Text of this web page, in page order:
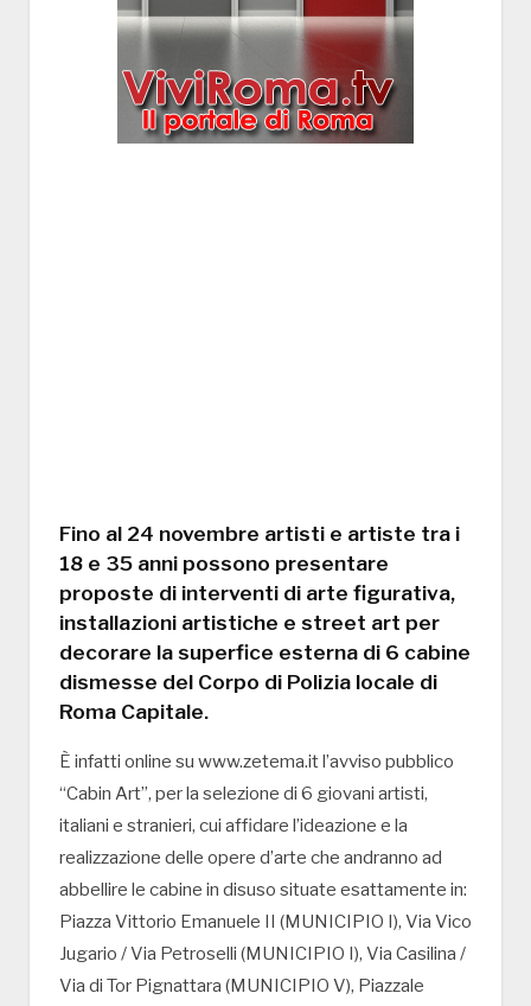
Fino al 24 novembre artisti e artiste tra i
18 e 35 anni possono presentare
proposte di interventi di arte figurativa,
installazioni artistiche e street art per
decorare la superfice esterna di 6 cabine
dismesse del Corpo di Polizia locale di
Roma Capitale.
È infatti online su www.zetema.it l’avviso pubblico
“Cabin Art”, per la selezione di 6 giovani artisti,
italiani e stranieri, cui affidare l’ideazione e la
realizzazione delle opere d’arte che andranno ad
abbellire le cabine in disuso situate esattamente in:
Piazza Vittorio Emanuele II (MUNICIPIO I), Via Vico
Jugario / Via Petroselli (MUNICIPIO I), Via Casilina /
Via di Tor Pignattara (MUNICIPIO V), Piazzale